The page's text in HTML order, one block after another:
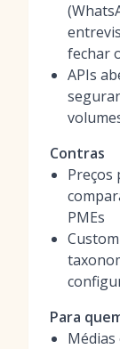
fechar
APIs
Contras
Preços
PMEs
Para
Médias